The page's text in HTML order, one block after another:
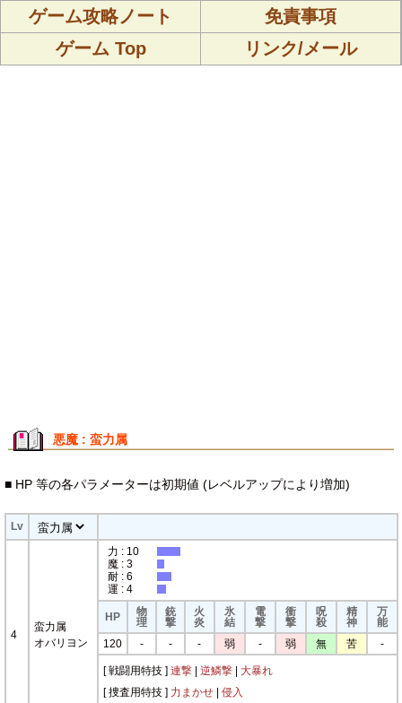
ゲーム攻略ノート
免責事項
ゲーム Top
リンク/メール
悪魔 : 蛮力属
■ HP 等の各パラメーターは初期値 (レベルアップにより増加)
Lv
4
蛮力属
オバリヨン
力 : 10
魔 : 3
耐 : 6
運 : 4
HP
物
理
銃
撃
火
炎
氷
結
電
撃
衝
撃
呪
殺
精
神
万
能
120
- - - 弱 - 弱 無 苦 -
[ 戦闘用特技 ] 連撃| 逆鱗撃|
大暴れ
[ 捜査用特技 ] 力まかせ| 侵入